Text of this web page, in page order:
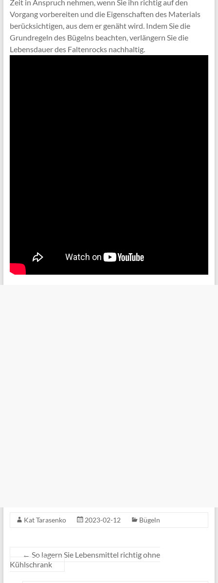
Zeit in Anspruch nehmen, wenn Sie ihn richtig auf den
Vorgang vorbereiten und die Eigenschaften des Materials
berücksichtigen, aus dem er genäht wird. Indem Sie die
Grundregeln des Bügelns beachten, verlängern Sie die
Lebensdauer des Faltenrocks nachhaltig.
Kat Tarasenko 2023-02-12 Bügeln
← So lagern Sie Lebensmittel richtig ohne
Kühlschrank